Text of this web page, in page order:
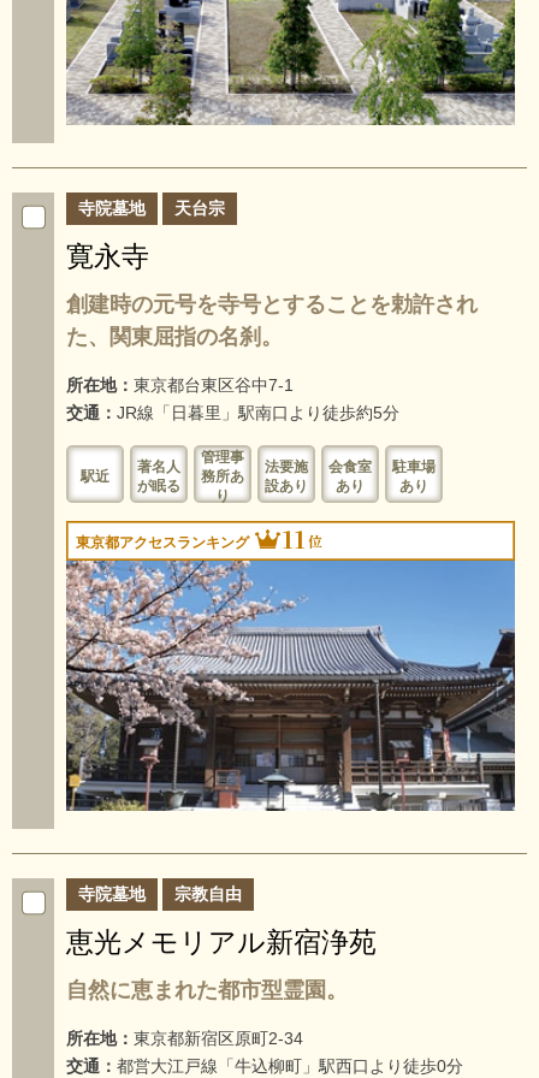
寺院墓地 天台宗
寛永寺
創建時の元号を寺号とすることを勅許され
た、関東屈指の名刹。
所在地： 東京都台東区谷中7-1
交通： JR線「日暮里」駅南口より徒歩約5分
駅近
著名人
が眠る
管理事
務所あ
り
法要施
設あり
会食室
あり
駐車場
あり
東京都アクセスランキング 11位
寺院墓地 宗教自由
恵光メモリアル新宿浄苑
自然に恵まれた都市型霊園。
所在地： 東京都新宿区原町2-34
交通： 都営大江戸線「牛込柳町」駅西口より徒歩0分